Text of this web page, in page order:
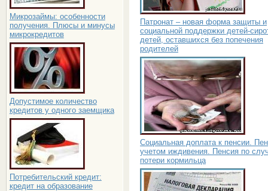
Микрозаймы: особенности
получения. Плюсы и минусы
микрокредитов
Допустимое количество
кредитов у одного заемщика
Потребительский кредит:
кредит на образование
Патронат – новая форма защиты и
социальной поддержки детей-
детей, оставшихся без попечения
родителей
Социальная доплата к пенсии.
учетом иждивения. Пенсия по
потери кормильца